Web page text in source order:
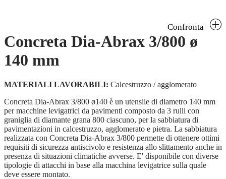
Concreta Dia-Abrax 3/800 ø
140 mm
Confronta
MATERIALI LAVORABILI: Calcestruzzo / agglomerato
Concreta Dia-Abrax 3/800 ø140 è un utensile di diametro 140 mm
per macchine levigatrici da pavimenti composto da 3 rulli con
graniglia di diamante grana 800 ciascuno, per la sabbiatura di
pavimentazioni in calcestruzzo, agglomerato e pietra. La sabbiatura
realizzata con Concreta Dia-Abrax 3/800 permette di ottenere ottimi
requisiti di sicurezza antiscivolo e resistenza allo slittamento anche in
presenza di situazioni climatiche avverse. E' disponibile con diverse
tipologie di attacchi in base alla macchina levigatrice sulla quale
deve essere montato.